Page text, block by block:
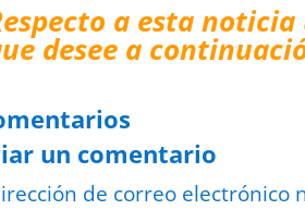
a esta
desee a
un comentario
de correo electrónico